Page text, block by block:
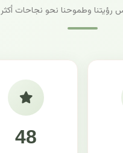
رؤيتنا وطموحنا نحو نجاحات أكثر
48